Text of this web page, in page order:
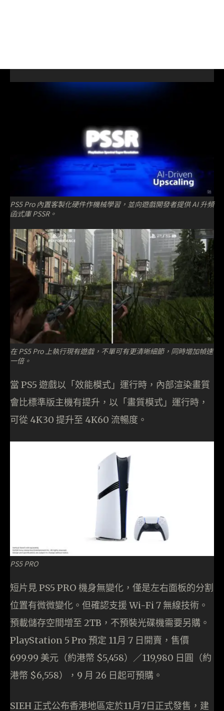
PS5 Pro 內置客製化硬件作機械學習，並向遊戲開發者提供 AI 升頻
函式庫 PSSR。
在 PS5 Pro 上執行現有遊戲，不單可有更清晰細節，同時增加幀速
一倍。
當 PS5 遊戲以「效能模式」運行時，內部渲染畫質
會比標準版主機有提升，以「畫質模式」運行時，
可從 4K30 提升至 4K60 流暢度。
PS5 PRO
短片見 PS5 PRO 機身無變化，僅是左右面板的分割
位置有微微變化。但確認支援 Wi-Fi 7 無線技術。
預載儲存空間增至 2TB，不預裝光碟機需要另購。
PlayStation 5 Pro 預定 11月 7 日開賣，售價
699.99 美元（約港幣 $5,458）／119,980 日圓（約
港幣 $6,558），9 月 26 日起可預購。
SIEH 正式公布香港地區定於11月7日正式發售，建